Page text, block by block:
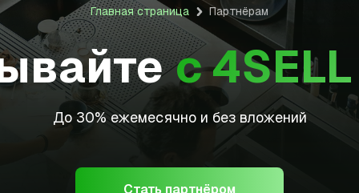
Стать партнёром
До 30% ежемесячно и без вложений
Партнёрам
Главная страница
с